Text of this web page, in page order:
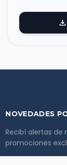
download
NOVEDADES
Recibí alertas de
promociones